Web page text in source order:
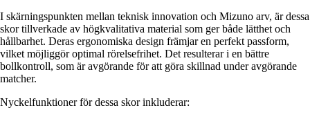
I skärningspunkten mellan teknisk innovation och Mizuno arv, är dessa
skor tillverkade av högkvalitativa material som ger både lätthet och
hållbarhet. Deras ergonomiska design främjar en perfekt passform,
vilket möjliggör optimal rörelsefrihet. Det resulterar i en bättre
bollkontroll, som är avgörande för att göra skillnad under avgörande
matcher.
Nyckelfunktioner för dessa skor inkluderar: